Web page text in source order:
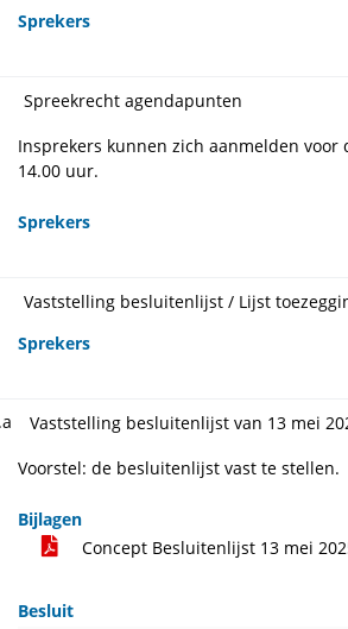
Sprekers
Spreekrecht agendapunten
Insprekers kunnen zich aanmelden
14.00 uur.
Sprekers
Vaststelling besluitenlijst / Lijst
Sprekers
Vaststelling besluitenlijst van 13 mei
Voorstel: de besluitenlijst vast te stellen.
Bijlagen
Concept Besluitenlijst 13 mei
Besluit